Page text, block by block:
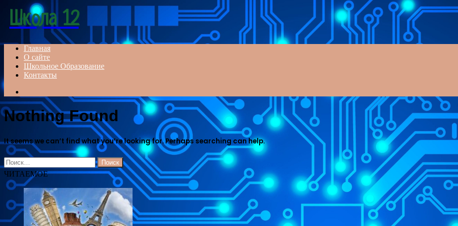
Menu
Школа 12
Главная
О сайте
Школьное Образование
Контакты
for
Nothing Found
It seems we can’t find what you’re looking for. Perhaps searching can help.
Найти:
ЧИТАЕМОЕ